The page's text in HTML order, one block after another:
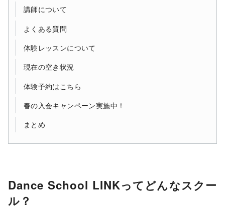
講師について
よくある質問
体験レッスンについて
現在の空き状況
体験予約はこちら
春の入会キャンペーン実施中！
まとめ
Dance School LINKってどんなスクー
ル？